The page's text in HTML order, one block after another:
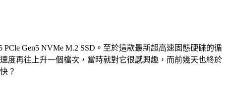
Gen5 NVMe M.2 SSD。至於這款最新超高速固態硬碟的循
度再往上升一個檔次，當時就對它很感興趣，而前幾天也終於
？